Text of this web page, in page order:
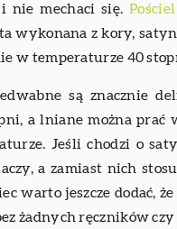
nie mechaci się.
ta wykonana z kory,
w temperaturze 40
są znacznie
a lniane można prać
Jeśli chodzi o
a zamiast nich
warto jeszcze dodać,
żadnych ręczników